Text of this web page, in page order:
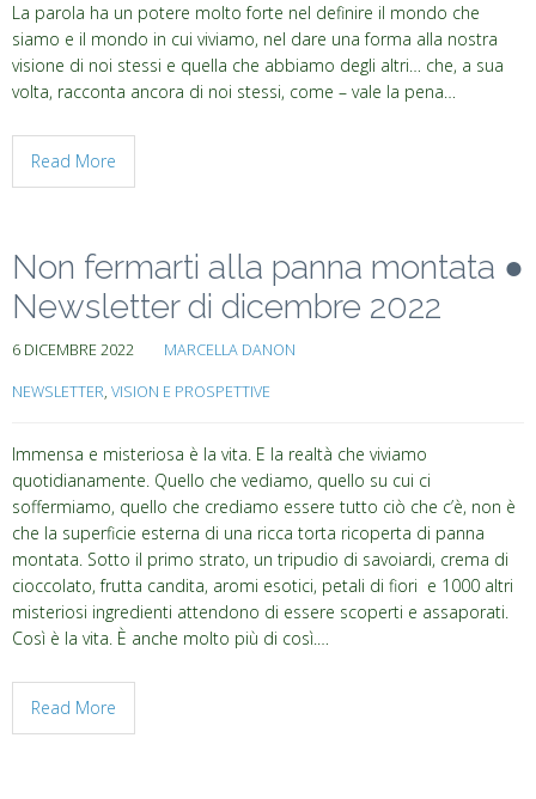
La parola ha un potere molto forte nel definire il mondo che
siamo e il mondo in cui viviamo, nel dare una forma alla nostra
visione di noi stessi e quella che abbiamo degli altri… che, a sua
volta, racconta ancora di noi stessi, come – vale la pena…
Read More
Non fermarti alla panna montata ●
Newsletter di dicembre 2022
6 DICEMBRE 2022 MARCELLA DANON
NEWSLETTER, VISION E PROSPETTIVE
Immensa e misteriosa è la vita. E la realtà che viviamo
quotidianamente. Quello che vediamo, quello su cui ci
soffermiamo, quello che crediamo essere tutto ciò che c’è, non è
che la superficie esterna di una ricca torta ricoperta di panna
montata. Sotto il primo strato, un tripudio di savoiardi, crema di
cioccolato, frutta candita, aromi esotici, petali di fiori e 1000 altri
misteriosi ingredienti attendono di essere scoperti e assaporati.
Così è la vita. È anche molto più di così.…
Read More